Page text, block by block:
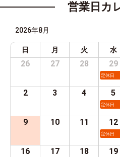
営業日カ
2026年8月
日 月 火 水
26 27 28 29
定休日
2 3 4 5
定休日
9 10 11 12
定休日
16 17 18 19